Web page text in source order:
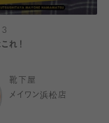
れ！
靴下屋
メイワン浜松店